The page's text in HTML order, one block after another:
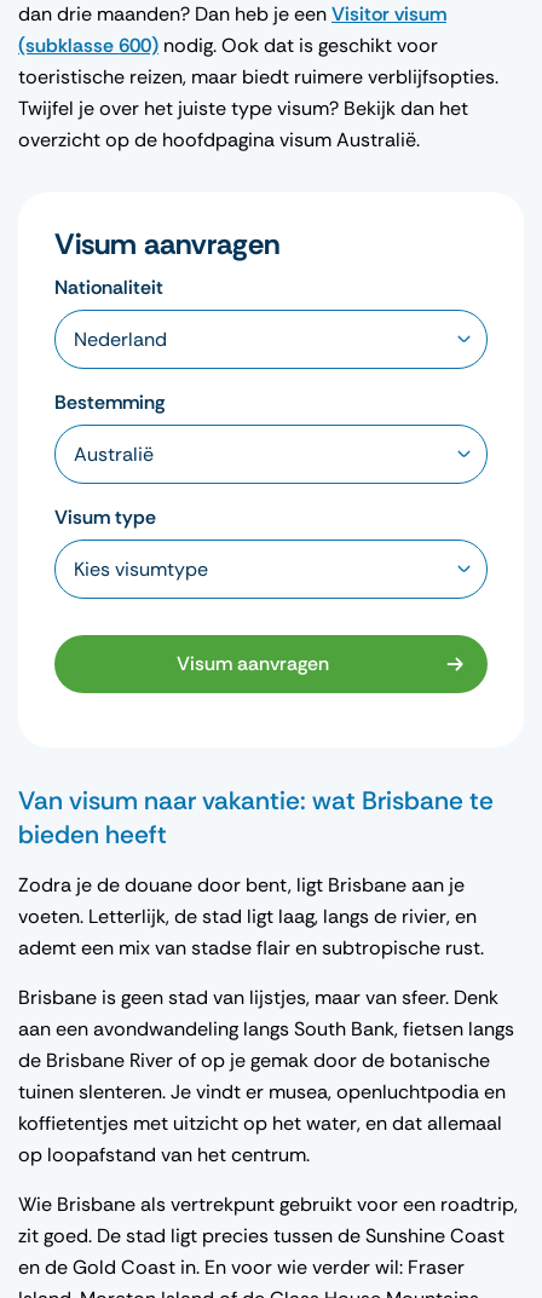
dan drie maanden? Dan heb je eenVisitor visum
(subklasse 600) nodig. Ook dat is geschikt voor
toeristische reizen, maar biedt ruimere verblijfsopties.
Twijfel je over het juiste type visum? Bekijk dan het
overzicht op de hoofdpagina visum Australië.
Visum aanvragen
Nationaliteit
Bestemming
Visum type
Visum aanvragen
Van visum naar vakantie: wat Brisbane te
bieden heeft
Zodra je de douane door bent, ligt Brisbane aan je
voeten. Letterlijk, de stad ligt laag, langs de rivier, en
ademt een mix van stadse flair en subtropische rust.
Brisbane is geen stad van lijstjes, maar van sfeer. Denk
aan een avondwandeling langs South Bank, fietsen langs
de Brisbane River of op je gemak door de botanische
tuinen slenteren. Je vindt er musea, openluchtpodia en
koffietentjes met uitzicht op het water, en dat allemaal
op loopafstand van het centrum.
Wie Brisbane als vertrekpunt gebruikt voor een roadtrip,
zit goed. De stad ligt precies tussen de Sunshine Coast
en de Gold Coast in. En voor wie verder wil: Fraser